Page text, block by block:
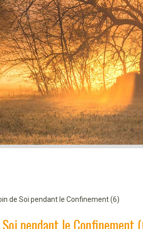
de Soi pendant le Confinement (6)
pendant le Confinement